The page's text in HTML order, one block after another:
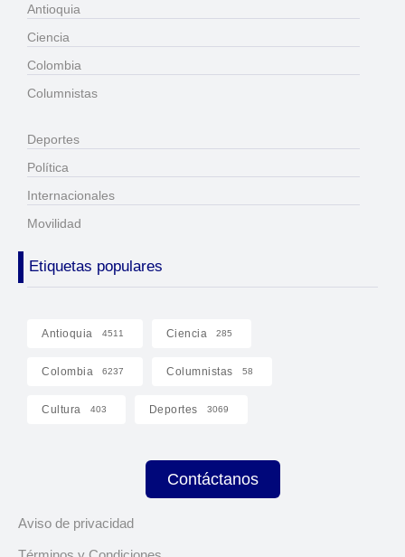
Antioquia
Ciencia
Colombia
Columnistas
Deportes
Política
Internacionales
Movilidad
Etiquetas populares
Antioquia 4511 Ciencia 285
Colombia 6237 Columnistas 58
Cultura 403 Deportes 3069
Contáctanos
Aviso de privacidad